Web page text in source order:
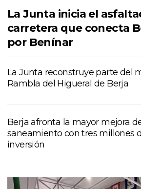
La Junta inicia el
carretera que conecta
por Benínar
La Junta reconstruye parte del
Rambla del Higueral de Berja
Berja afronta la mayor mejora
saneamiento con tres millones
inversión